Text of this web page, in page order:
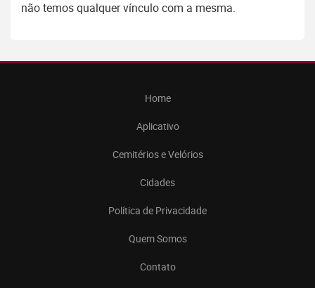
não temos qualquer vínculo com a mesma.
Home
Aplicativo
Cemitérios e Velórios
Cidades
Política de Privacidade
Quem Somos
Contato